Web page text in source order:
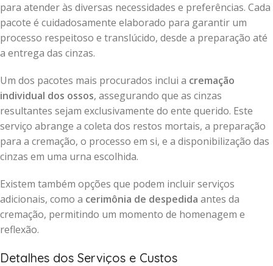
para atender às diversas necessidades e preferências. Cada
pacote é cuidadosamente elaborado para garantir um
processo respeitoso e translúcido, desde a preparação até
a entrega das cinzas.
Um dos pacotes mais procurados inclui a cremação
individual dos ossos, assegurando que as cinzas
resultantes sejam exclusivamente do ente querido. Este
serviço abrange a coleta dos restos mortais, a preparação
para a cremação, o processo em si, e a disponibilização das
cinzas em uma urna escolhida.
Existem também opções que podem incluir serviços
adicionais, como a cerimônia de despedida antes da
cremação, permitindo um momento de homenagem e
reflexão.
Detalhes dos Serviços e Custos